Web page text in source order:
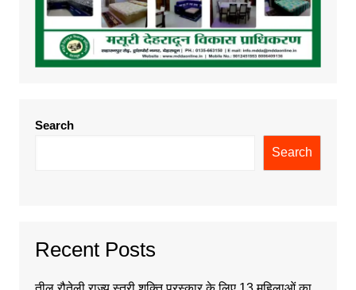
Search
Search
Recent Posts